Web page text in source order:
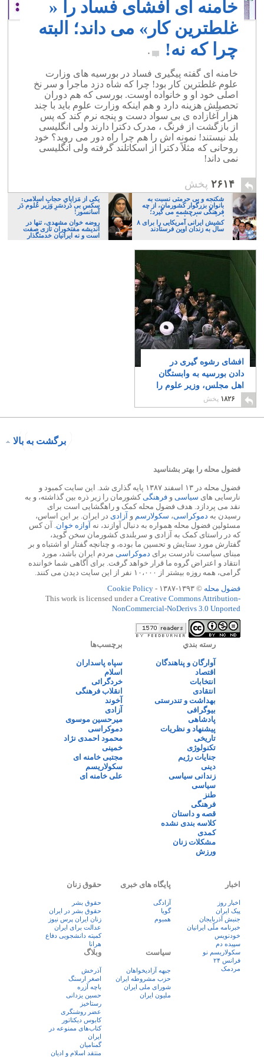
خامنه ای افشای فساد را «
غلطترین کار» می داند؛ البته
چرا که نه!
۰
خامنه ای گفته پیگیری فساد در بورسیه های وزارت
علوم غلطترین کار بود! چرا که شاه دزد ماجرا و سر نخ
اصلی خود او و خانواده اوست. بورسی که هم دوران
تحصیلش هزینه دارد و هم اینکه وزارت علوم باید با چند
هزار آغازاده ی بی سواد دست و پنجه نرم کند که پس
از بازگشت از فرنگ ، مدرک دکترا دارند ولی انگلیسی
بلد نیستند! نمونه اش را هم چرا راه دور می روید؟ خود
روحانی که مثلاً دکترا از اسکاتلند گرفته ولی انگلیسی
نمی داند!
۲۶۱۴ پخش
شکنجه و بی حرمتی نسبت به
بانوان بزرگوار کشورمان، از چه
فرهنگی سرچشمه می گیرد؛
ایرانی، و یا تازیان؟
یکی از مَزایایِ حجابِ اسلامی:
سکسِ بی دَردسَرِ وَزیر عُلوم دَر
آسانسور!
کشیش ایرانی آمریکایی را برای ۸
سال به زندان اوین فرستادند
روضه خوان مشهدی، تنها در
اندیشه مفتخوران تازی صفت
است و نه ایرانیان خدمتگذار
افشای رشوه گیری در
دادن بورسیه به وابستگان
اهل مجلس، وزیر علوم را
به استیضاح کشانید!
۱۸۲۶ پخش
برگشت به بالا
فضول محله را بهتر بشناسید
فضول محله در ۱۳ اسفند ۱۳۸۷ پایه گذاری شد. این سایت کمبود و
نارسایی های سیاسی و فرهنگی کشورمان را زیر ذره بین گذاشته، و به
نقد می پردازد. هدف فضول محله کمک و راهگشایی است برای
رسیدن به دموکراسی، سکولارسم و آزادی در ایران. بر این اساس،
مسئولین فضول محله همواره به دنبال آوازند، نه آوازه خوان . آن کس
که در راستای کمک به آزادی و سربلندی کشورمان سخن گوید،
گفتارش مورد ستایش و تحسین ما بوده، و چنانچه گفتار او اشتباه و بر
مبنای سیاست نادرست برای دموکراسی مردم ایران باشد، مورد
انتقاد و اعتراض گروه ما قرار خواهد گرفت. برای آگاهی شما خواننده
گرامی، همه روزه بیشتر از ۱۰،۰۰۰ نفر از این سایت دیدن می کنند.
فضول محله © ۱۳۹۳-۱۳۸۷ -
Cookie Policy
This work is licensed under a Creative Commons Attribution-
NonCommercial-NoDerivs 3.0 Unported
رسته بندي
آوارگان و پناهندگان
اقتصاد
انتخابات
انتقادی
بهداشت و تندرستی
بیوگرافی
پادشاهی
پیشنهاد و نظریات
تاریخی
تکنولوژی
جنایات رژیم
دینی
زندانی سیاسی
سیاسی
طنز
فرهنگی
قصه و داستان
کلاسه بندی نشده
کمدی
مشکلات زنان
ورزش
برچسب‌ها
سپاه پاسداران
اسلام
خردگرائی
انقلاب فرهنگی
آخوند
آزادی
میرحسین موسوی
دموکراسی
محمود احمدی نژاد
خمینی
مجتبی خامنه ای
سکولاریسم
علی خامنه ای
اخبار
اخبار روز
پيک ايران
جنبش آذربایجان
خبرنامه ملّی ایرانیان
خودنویس
سپیده دم
سکولاریسم نو
فرانس ۲۴
مردمک
پایگاه های خبری
آزادگی
گویا
همبوم
حقوق زنان
حقوق بشر
حقوق بشر در ایران
زنان ايران پرس نيوز
عدالت برای ایران
کمیته دانشجویی دفاع
هرانا
سیاست
جبهه آزادیخواهان
حزب مشروطه ایران
شورای ملی ایران
ملیون ایران
وبلاگ
آذرخش
اصغر ارسنگ
باچه آزره
حسین یزدانی
رستاخیز
عضر روشنگری
کابوس دیکتاتور
کتاب‌های ممنوعه در
ایران
گمنامیان
منتقد اسلام و ادیان